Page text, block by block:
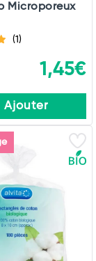
Microporeux
(1)
1,45€
Ajouter